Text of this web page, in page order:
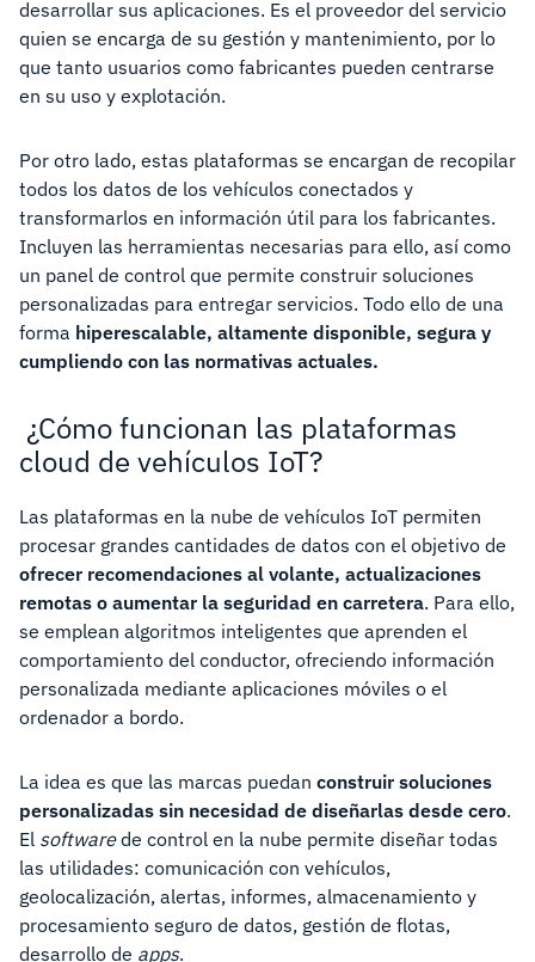
desarrollar sus aplicaciones. Es el proveedor del servicio
quien se encarga de su gestión y mantenimiento, por lo
que tanto usuarios como fabricantes pueden centrarse
en su uso y explotación.
Por otro lado, estas plataformas se encargan de recopilar
todos los datos de los vehículos conectados y
transformarlos en información útil para los fabricantes.
Incluyen las herramientas necesarias para ello, así como
un panel de control que permite construir soluciones
personalizadas para entregar servicios. Todo ello de una
forma hiperescalable, altamente disponible, segura y
cumpliendo con las normativas actuales.
¿Cómo funcionan las plataformas
cloud de vehículos IoT?
Las plataformas en la nube de vehículos IoT permiten
procesar grandes cantidades de datos con el objetivo de
ofrecer recomendaciones al volante, actualizaciones
remotas o aumentar la seguridad en carretera. Para ello,
se emplean algoritmos inteligentes que aprenden el
comportamiento del conductor, ofreciendo información
personalizada mediante aplicaciones móviles o el
ordenador a bordo.
La idea es que las marcas puedan construir soluciones
personalizadas sin necesidad de diseñarlas desde cero.
El softwarede control en la nube permite diseñar todas
las utilidades: comunicación con vehículos,
geolocalización, alertas, informes, almacenamiento y
procesamiento seguro de datos, gestión de flotas,
desarrollo de apps.